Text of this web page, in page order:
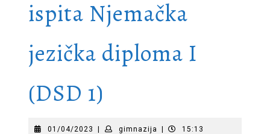
ispita Njemačka
jezička diploma I
(DSD 1)
01/04/2023 01/04/2023gimnazija gimnazija
15:13